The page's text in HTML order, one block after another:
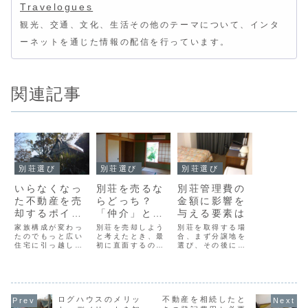
Travelogues
観光、交通、文化、生活その他のテーマについて、インタ
ーネットを通じた情報の配信を行っています。
関連記事
別荘選び
いらなくなっ
た不動産を売
却するポイン
トとは
家族構成が変わっ
たのでもっと広い
住宅に引っ越した
た不動産を売却す
別荘選び
別荘を売るな
らどっち？
「仲介」と
「買取」の違
いと成功の秘
訣とは
別荘を売却しよう
と考えたとき、最
初に直面するのが
的なマイホームと
別荘選び
別荘管理費の
金額に影響を
与える要素は
別荘を取得する場
合、まず分譲地を
選び、その後に建
建売の場合、土地
ログハウスのメリッ
不動産を相続したと